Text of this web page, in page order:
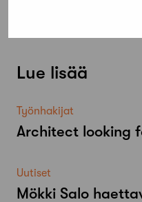
Lue lisää
Työnhakijat
Architect looking
Uutiset
Mökki Salo